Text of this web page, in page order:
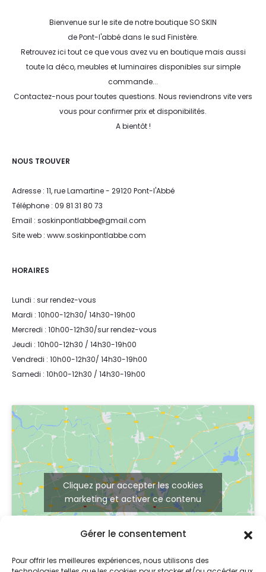
Gérer le consentement
Pour offrir les meilleures expériences, nous utilisons des
Bienvenue sur le site de notre boutique SO SKIN
de Pont-l'abbé dans le sud Finistère.
Retrouvez ici tout ce que vous avez vu en boutique mais aussi
toute la déco, meubles et luminaires disponibles sur simple
commande...
Contactez-nous pour toutes questions. Nous reviendrons vite vers
vous pour confirmer prix et disponibilités.
A bientôt !
NOUS TROUVER
Adresse : 11, rue Lamartine - 29120 Pont-l'Abbé
Téléphone : 09 81 31 80 73
Email : soskinpontlabbe@gmail.com
Site web : www.soskinpontlabbe.com
HORAIRES
Lundi : sur rendez-vous
Mardi : 10h00-12h30/ 14h30-19h00
Mercredi : 10h00-12h30/sur rendez-vous
Jeudi : 10h00-12h30 / 14h30-19h00
Vendredi : 10h00-12h30/ 14h30-19h00
Samedi : 10h00-12h30 / 14h30-19h00
Cliquez pour accepter les cookies
marketing et activer ce contenu